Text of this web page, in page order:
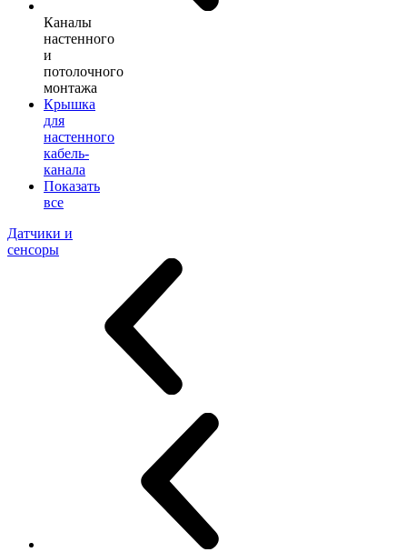
Каналы
настенного
и
потолочного
монтажа
Крышка
для
настенного
кабель-
канала
Показать
все
Датчики и
сенсоры